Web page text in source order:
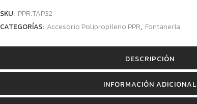
SKU: PPR.TAP32
CATEGORÍAS: Accesorio Polipropileno PPR, Fontanería
DESCRIPCIÓN
INFORMACIÓN ADICIONAL